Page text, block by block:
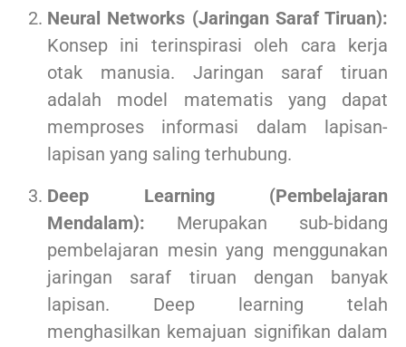
Neural Networks (Jaringan Saraf Tiruan):
Konsep ini terinspirasi oleh cara kerja
otak manusia. Jaringan saraf tiruan
adalah model matematis yang dapat
memproses informasi dalam lapisan-
lapisan yang saling terhubung.
Deep Learning (Pembelajaran
Mendalam): Merupakan sub-bidang
pembelajaran mesin yang menggunakan
jaringan saraf tiruan dengan banyak
lapisan. Deep learning telah
menghasilkan kemajuan signifikan dalam